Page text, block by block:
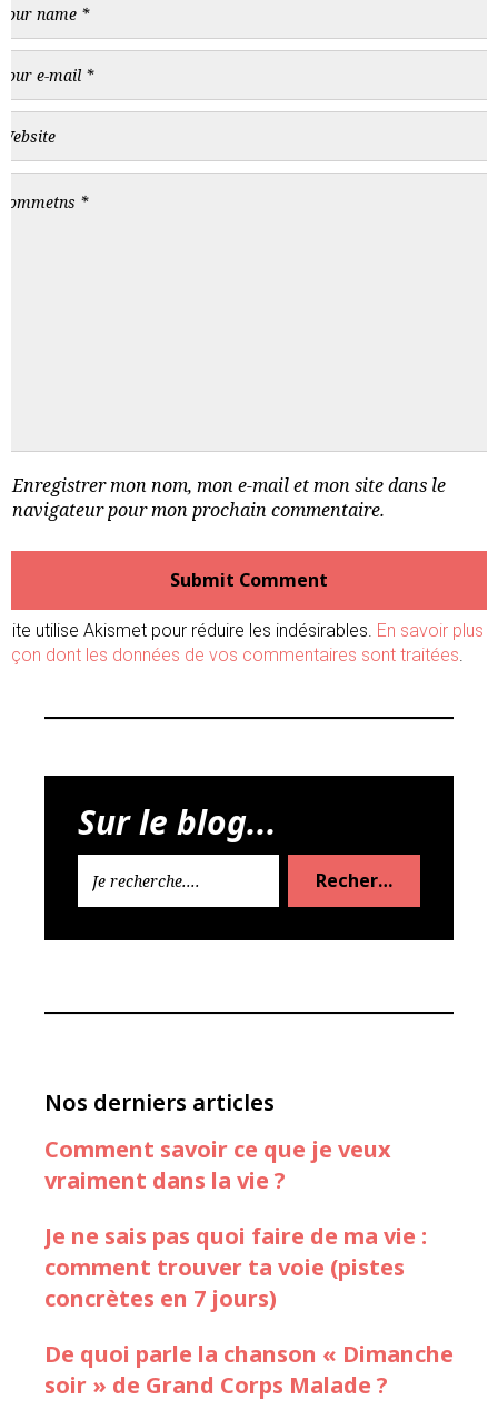
Enregistrer mon nom, mon e-mail et mon site dans le
navigateur pour mon prochain commentaire.
site utilise Akismet pour réduire les indésirables. En savoir plus
dont les données de vos commentaires sont traitées.
Sur le blog...
Rechercher
Nos derniers articles
Comment savoir ce que je veux
vraiment dans la vie ?
Je ne sais pas quoi faire de ma vie :
comment trouver ta voie (pistes
concrètes en 7 jours)
De quoi parle la chanson « Dimanche
soir » de Grand Corps Malade ?